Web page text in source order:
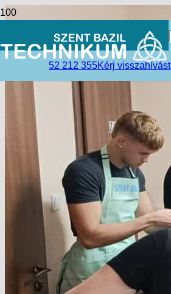
52 212 355Kérj visszahívást